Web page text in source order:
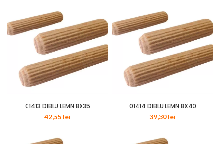
01413 DIBLU LEMN 8X35
42,55 lei
01414 DIBLU LEMN 8X40
39,30lei